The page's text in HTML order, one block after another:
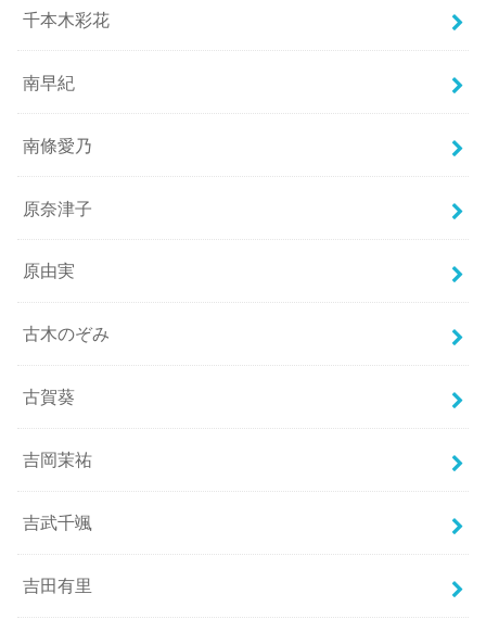
千本木彩花
南早紀
南條愛乃
原奈津子
原由実
古木のぞみ
古賀葵
吉岡茉祐
吉武千颯
吉田有里